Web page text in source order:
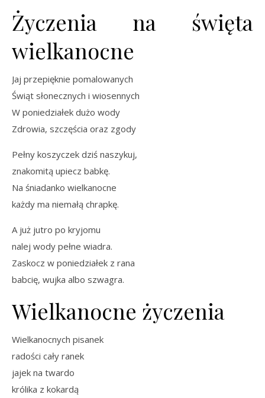
Życzenia na święta
wielkanocne
Jaj przepięknie pomalowanych
Świąt słonecznych i wiosennych
W poniedziałek dużo wody
Zdrowia, szczęścia oraz zgody
Pełny koszyczek dziś naszykuj,
znakomitą upiecz babkę.
Na śniadanko wielkanocne
każdy ma niemałą chrapkę.
A już jutro po kryjomu
nalej wody pełne wiadra.
Zaskocz w poniedziałek z rana
babcię, wujka albo szwagra.
Wielkanocne życzenia
Wielkanocnych pisanek
radości cały ranek
jajek na twardo
królika z kokardą